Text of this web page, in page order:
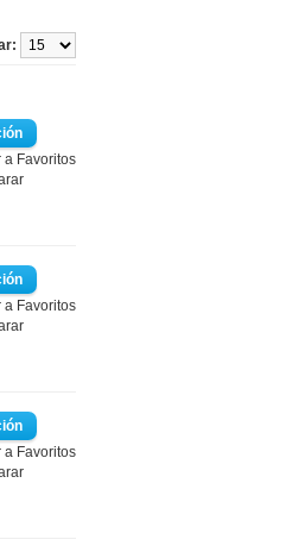
a Favoritos
a Favoritos
a Favoritos